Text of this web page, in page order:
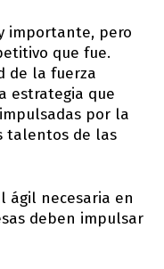
importante, pero
que fue.
de la fuerza
estrategia que
por la
talentos de las
ágil necesaria en
deben impulsar